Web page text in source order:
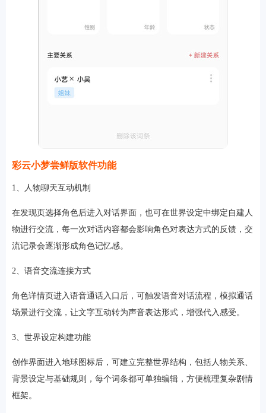
彩云小梦尝鲜版软件功能
1、人物聊天互动机制
在发现页选择角色后进入对话界面，也可在世界设定中绑定自建人
物进行交流，每一次对话内容都会影响角色对表达方式的反馈，交
流记录会逐渐形成角色记忆感。
2、语音交流连接方式
角色详情页进入语音通话入口后，可触发语音对话流程，模拟通话
场景进行交流，让文字互动转为声音表达形式，增强代入感受。
3、世界设定构建功能
创作界面进入地球图标后，可建立完整世界结构，包括人物关系、
背景设定与基础规则，每个词条都可单独编辑，方便梳理复杂剧情
框架。